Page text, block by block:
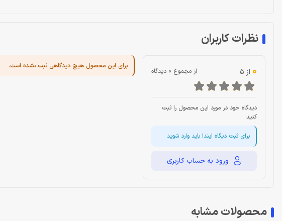
نظرات کاربران
0 از 5 از مجموع 0 دیدگاه
دیدگاه خود در مورد این محصول را ثبت
کنید
برای ثبت دیگاه ایندا باید وارد شوید
ورود به حساب کاربری
برای این محصول هیچ دیدگاهی ثبت نشده است.
محصولات مشابه